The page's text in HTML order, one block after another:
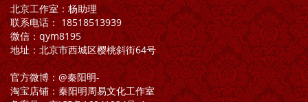
五行生辰八字喜用神 忌神
网路上有很多软件能直接查出生辰八字的五行喜用神忌神，但正确性
偏低，只能参考，不能直接取用。最准确的八字喜用神查询。
生辰八字五行查询表
肖煜瀚总分:八字算命喜用神速查表。
北京工作室：杨助理
联系电话： 18518513939
微信：qym8195
地址：北京市西城区樱桃斜街64号
官方微博：@秦阳明-
淘宝店铺：秦阳明周易文化工作室